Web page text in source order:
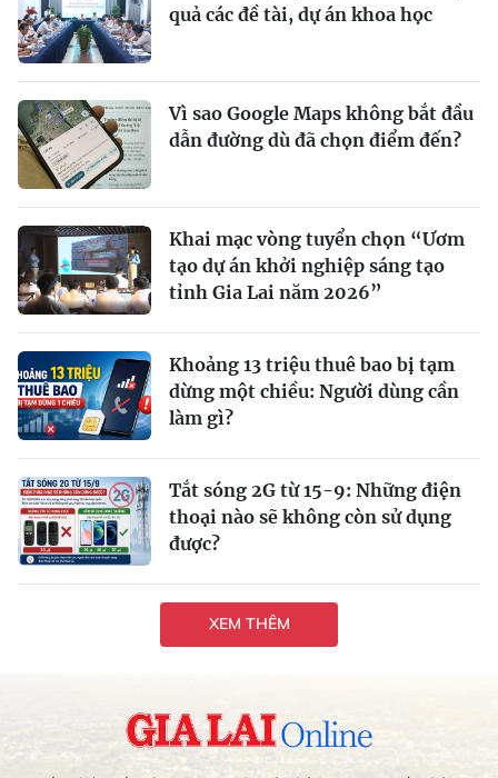
quả các đề tài, dự án khoa học
Vì sao Google Maps không bắt đầu
dẫn đường dù đã chọn điểm đến?
Khai mạc vòng tuyển chọn “Ươm
tạo dự án khởi nghiệp sáng tạo
tỉnh Gia Lai năm 2026”
Khoảng 13 triệu thuê bao bị tạm
dừng một chiều: Người dùng cần
làm gì?
Tắt sóng 2G từ 15-9: Những điện
thoại nào sẽ không còn sử dụng
được?
XEM THÊM